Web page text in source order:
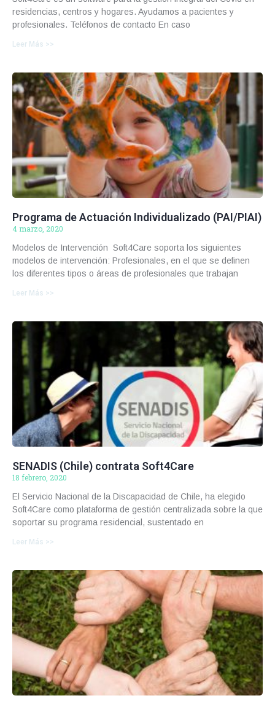
residencias, centros y hogares. Ayudamos a pacientes y
profesionales. Teléfonos de contacto En caso
Leer Más >>
Programa de Actuación Individualizado (PAI/PIAI)
4 marzo, 2020
Modelos de Intervención Soft4Care soporta los siguientes
modelos de intervención: Profesionales, en el que se definen
los diferentes tipos o áreas de profesionales que trabajan
Leer Más >>
SENADIS (Chile) contrata Soft4Care
18 febrero, 2020
El Servicio Nacional de la Discapacidad de Chile, ha elegido
Soft4Care como plataforma de gestión centralizada sobre la que
soportar su programa residencial, sustentado en
Leer Más >>